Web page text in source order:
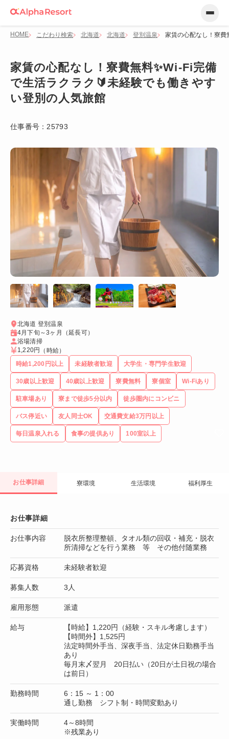
HOME こだわり検索 北海道 北海道 登別温泉 家賃の心配なし！寮費
家賃の心配なし！寮費無料✨Wi-Fi完備
で生活ラクラク🔰未経験でも働きやす
い登別の人気旅館
仕事番号： 25793
北海道 登別温泉
4月下旬～3ヶ月（延長可）
浴場清掃
1,220円
（時給）
時給1,200円以上
未経験者歓迎 大学生・専門学生歓迎
30歳以上歓迎 40歳以上歓迎 寮費無料 寮個室 Wi-Fiあり
駐車場あり 寮まで徒歩5分以内 徒歩圏内にコンビニ
バス停近い 友人同士OK 交通費支給3万円以上
毎日温泉入れる 食事の提供あり 100室以上
お仕事詳細 寮環境 生活環境 福利厚生
お仕事詳細
お仕事内容
脱衣所整理整頓、タオル類の回収・補充・脱衣
所清掃などを行う業務 等 その他付随業務
応募資格 未経験者歓迎
募集人数 3人
雇用形態 派遣
給与
【時給】1,220円（経験・スキル考慮します）
【時間外】1,525円
法定時間外手当、深夜手当、法定休日勤務手当
あり
毎月末〆翌月 20日払い（20日が土日祝の場合
は前日）
勤務時間
6：15 ～ 1：00
通し勤務 シフト制・時間変動あり
実働時間
4～8時間
※残業あり